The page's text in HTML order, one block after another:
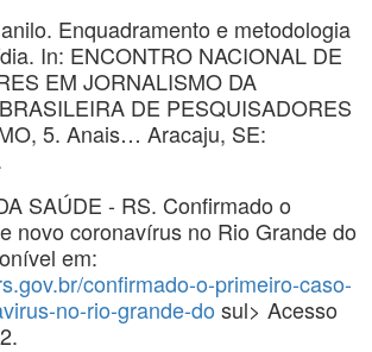
Enquadramento e metodologia
In: ENCONTRO NACIONAL DE
EM JORNALISMO DA
DE PESQUISADORES
5. Anais… Aracaju, SE:
SAÚDE - RS. Confirmado o
novo coronavírus no Rio Grande do
em:
confirmado-o-primeiro-caso-
no-rio-grande-do sul> Acesso